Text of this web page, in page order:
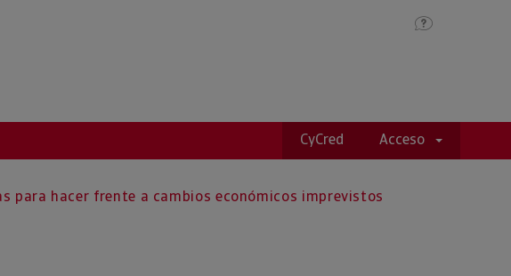
CyCred Acceso
para hacer frente a cambios económicos imprevistos